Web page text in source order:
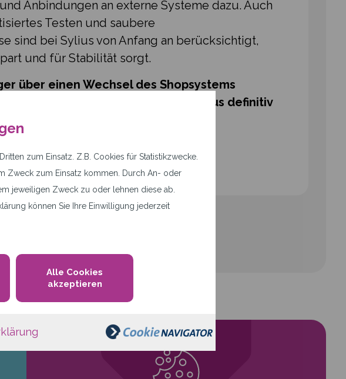
zum Einsatz. Z.B. Cookies für Statistikzwecke.
Zweck zum Einsatz kommen. Durch An- oder
jeweiligen Zweck zu oder lehnen diese ab.
können Sie Ihre Einwilligung jederzeit
Alle Cookies
akzeptieren
Anbindungen an externe Systeme dazu. Auch
Testen und saubere
sind bei Sylius von Anfang an berücksichtigt,
und für Stabilität sorgt.
über einen Wechsel des Shopsystems
neues Projekt startet, für den ist Sylius definitiv